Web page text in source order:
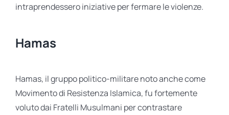
intraprendessero iniziative per fermare le violenze.
Hamas
Hamas, il gruppo politico-militare noto anche come
Movimento di Resistenza Islamica, fu fortemente
voluto dai Fratelli Musulmani per contrastare